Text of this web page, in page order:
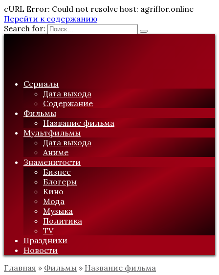
cURL Error: Could not resolve host: agriflor.online
Перейти к содержанию
Search for:
Сериалы
Дата выхода
Содержание
Фильмы
Название фильма
Мультфильмы
Дата выхода
Аниме
Знаменитости
Бизнес
Блогеры
Кино
Мода
Музыка
Политика
TV
Праздники
Новости
Главная » Фильмы » Название фильма